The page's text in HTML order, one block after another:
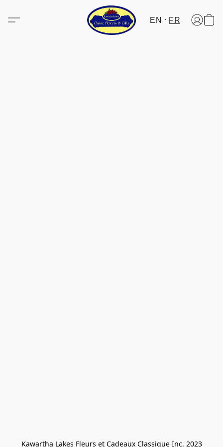
EN FR
Kawartha Lakes Fleurs et Cadeaux Classique Inc. 2023